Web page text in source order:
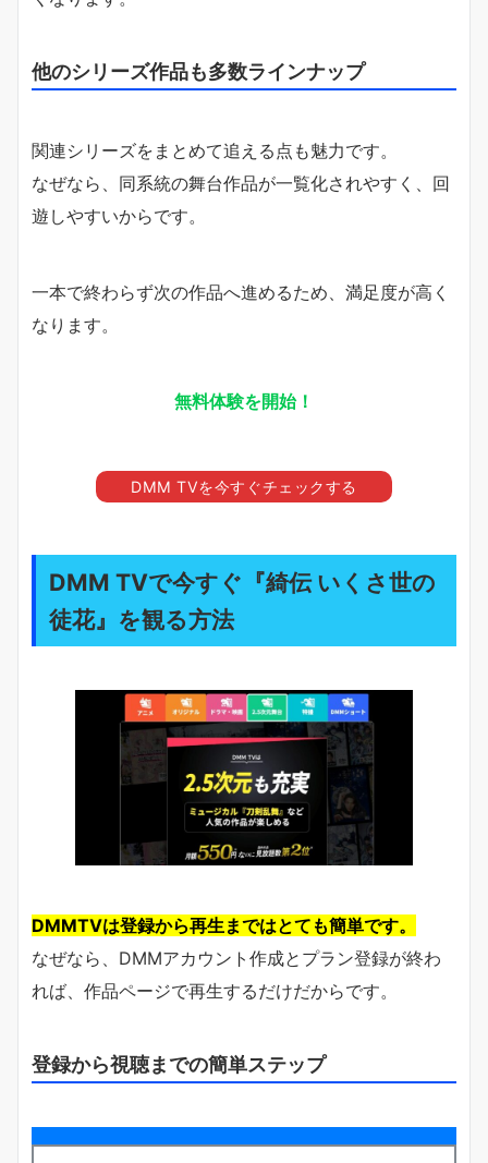
他のシリーズ作品も多数ラインナップ
関連シリーズをまとめて追える点も魅力です。
なぜなら、同系統の舞台作品が一覧化されやすく、回
遊しやすいからです。
一本で終わらず次の作品へ進めるため、満足度が高く
なります。
無料体験を開始！
DMM TVを今すぐチェックする
DMM TVで今すぐ『綺伝 いくさ世の
徒花』を観る方法
DMMTVは登録から再生まではとても簡単です。
なぜなら、DMMアカウント作成とプラン登録が終わ
れば、作品ページで再生するだけだからです。
登録から視聴までの簡単ステップ